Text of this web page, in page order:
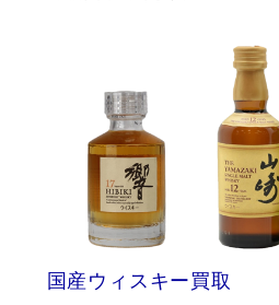
国産ウィスキー買取